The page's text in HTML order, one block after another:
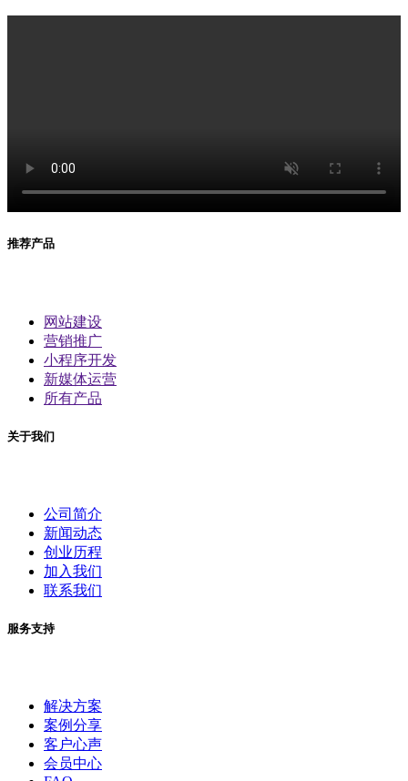
推荐产品
网站建设
营销推广
小程序开发
新媒体运营
所有产品
关于我们
公司简介
新闻动态
创业历程
加入我们
联系我们
服务支持
解决方案
案例分享
客户心声
会员中心